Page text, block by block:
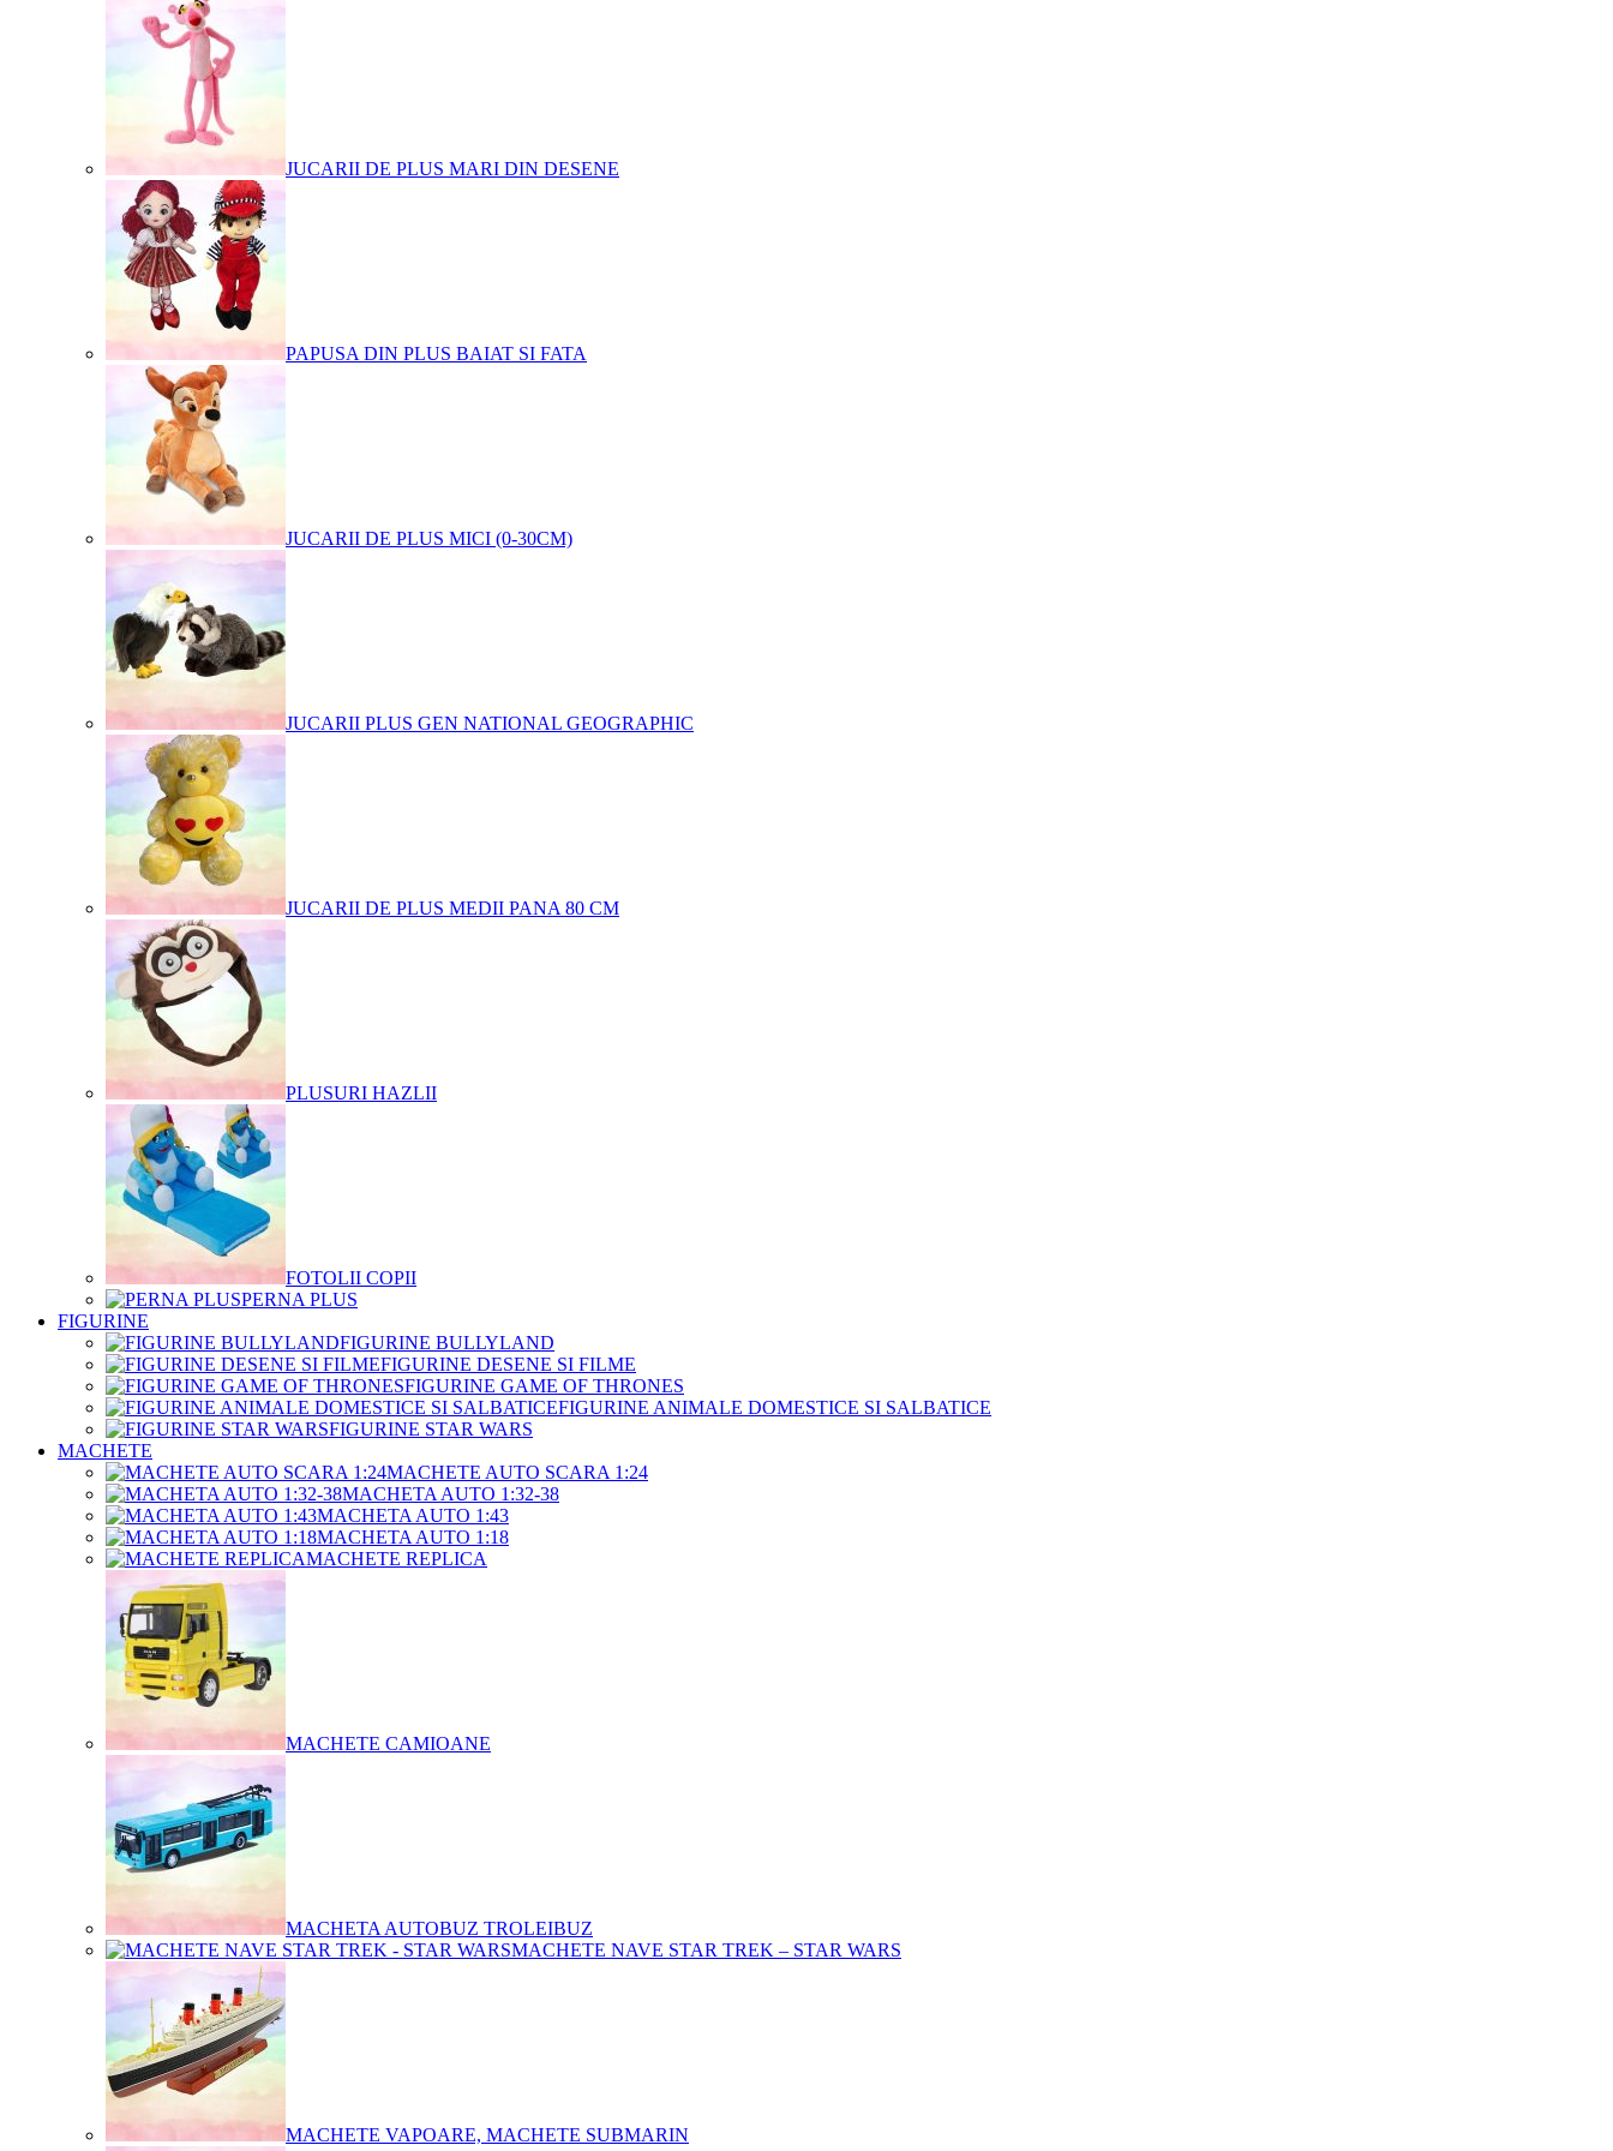
JUCARII DE PLUS MARI DIN DESENE
PAPUSA DIN PLUS BAIAT SI FATA
JUCARII DE PLUS MICI (0-30CM)
JUCARII PLUS GEN NATIONAL GEOGRAPHIC
JUCARII DE PLUS MEDII PANA 80 CM
PLUSURI HAZLII
FOTOLII COPII
PERNA PLUS
FIGURINE
FIGURINE BULLYLAND
FIGURINE DESENE SI FILME
FIGURINE GAME OF THRONES
FIGURINE ANIMALE DOMESTICE SI SALBATICE
FIGURINE STAR WARS
MACHETE
MACHETE AUTO SCARA 1:24
MACHETA AUTO 1:32-38
MACHETA AUTO 1:43
MACHETA AUTO 1:18
MACHETE REPLICA
MACHETE CAMIOANE
MACHETA AUTOBUZ TROLEIBUZ
MACHETE NAVE STAR TREK – STAR WARS
MACHETE VAPOARE, MACHETE SUBMARIN